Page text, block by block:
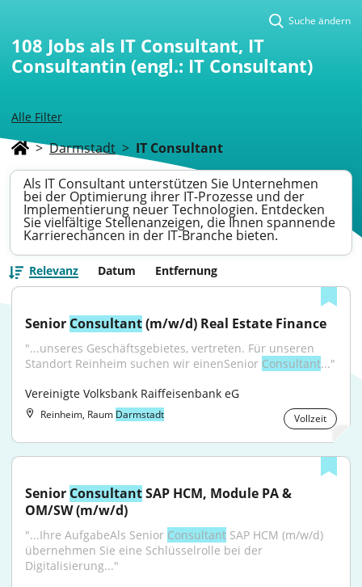
Alle Filter
Suche ändern
108 Jobs als IT Consultant, IT
Consultantin (engl.: IT Consultant)
> Darmstadt > IT Consultant
Als IT Consultant unterstützen Sie Unternehmen
bei der Optimierung ihrer IT-Prozesse und der
Implementierung neuer Technologien. Entdecken
Sie vielfältige Stellenanzeigen, die Ihnen spannende
Karrierechancen in der IT-Branche bieten.
Relevanz Datum Entfernung
Senior Consultant (m/w/d) Real Estate Finance
"...unseres Geschäftsgebietes, vertreten. Für unseren
Standort Reinheim suchen wir einenSenior Consultant..."
Vereinigte Volksbank Raiffeisenbank eG
Reinheim, Raum Darmstadt Vollzeit
Senior Consultant SAP HCM, Module PA &
OM/SW (m/w/d)
"...Ihre AufgabeAls Senior Consultant SAP HCM (m/w/d)
übernehmen Sie eine Schlüsselrolle bei der
Digitalisierung..."